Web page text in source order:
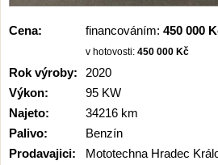
Cena: financováním: 450 000
v hotovosti: 450 000 Kč
Rok výroby:
2020
Výkon:
95 KW
Najeto:
34216 km
Palivo:
Benzín
Prodavajici:
Mototechna Hradec